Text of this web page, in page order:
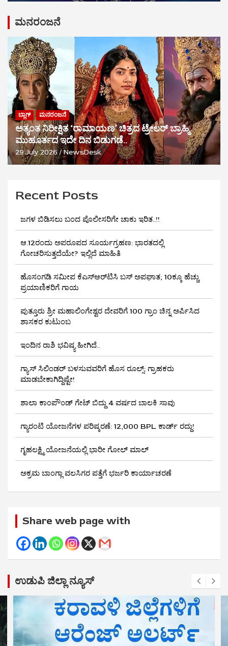
ಮನರಂಜನೆ
ಬ್ಲಾಗ್ ಮನರಂಜನೆ
ಅತ್ಯಂತ ನಿರೀಕ್ಷಿತ ‘ರಾಮಾಯಣ’ ಚಿತ್ರದ ಟ್ರೇಲರ್ ಬ್ರಾಹ್ಮಿ
ಮುಹೂರ್ತದ ಇದೇ ದಿನ ಬಿಡುಗಡೆ..
29 July 2026 NewsDesk
Recent Posts
ಜಗಳ ಬಿಡಿಸಲು ಬಂದ ಪೊಲೀಸರಿಗೇ ಚಾಕು ಇರಿತ..!!
ಆ.12ರಂದು ಅಪರೂಪದ ಸೂರ್ಯಗ್ರಹಣ: ಭಾರತದಲ್ಲಿ
ಗೋಚರಿಸುತ್ತದೆಯೇ? ಇಲ್ಲಿದೆ ಮಾಹಿತಿ
ಹೊಸಂಗಡಿ ಸಮೀಪ ಕೆಎಸ್‌ಆರ್‌ಟಿಸಿ ಬಸ್ ಅಪಘಾತ; 10ಕ್ಕೂ ಹೆಚ್ಚು
ಪ್ರಯಾಣಿಕರಿಗೆ ಗಾಯ
ಪುತ್ತೂರು ಶ್ರೀ ಮಹಾಲಿಂಗೇಶ್ವರ ದೇವರಿಗೆ 100 ಗ್ರಾಂ ಚಿನ್ನ ಅರ್ಪಿಸಿದ
ಶಾಸಕರ ಕುಟುಂಬ
ಇಂದಿನ ರಾಶಿ ಭವಿಷ್ಯ ಹೀಗಿದೆ..
ಗ್ಯಾಸ್ ಸಿಲಿಂಡರ್ ಬಳಸುವವರಿಗೆ ಹೊಸ ರೂಲ್ಸ್‌: ಗ್ರಾಹಕರು
ಮಾಡಬೇಕಾಗಿದ್ದಿಷ್ಟೇ!
ಶಾಲಾ ಕಾಂಪೌಂಡ್ ಗೇಟ್ ಬಿದ್ದು 4 ವರ್ಷದ ಬಾಲಕಿ ಸಾವು
ಗ್ಯಾರಂಟಿ ಯೋಜನೆಗಳ ಪರಿಷ್ಕರಣೆ: 12,000 BPL ಕಾರ್ಡ್ ರದ್ದು!
ಗೃಹಲಕ್ಷ್ಮಿ ಯೋಜನೆಯಲ್ಲಿ ಭಾರೀ ಗೋಲ್ ಮಾಲ್
ಅಕ್ರಮ ಬಾಂಗ್ಲಾ ವಲಸಿಗರ ಪತ್ತೆಗೆ ಭರ್ಜರಿ ಕಾರ್ಯಾಚರಣೆ
Share web page with
ಉಡುಪಿ ಜಿಲ್ಲಾ ನ್ಯೂಸ್